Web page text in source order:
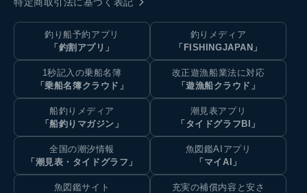
釣り船予約アプリ
「釣割アプリ」
釣りメディア
「FISHINGJAPAN」
1秒記入の乗船名簿
「乗船名簿クラウド」
改正遊漁船業法に対応
「遊漁船クラウド」
船釣りメディア
「船釣りマガジン」
潮見表アプリ
「タイドグラフBI」
全国の潮汐情報
「潮見表・タイドグラフ」
魚図鑑AIアプリ
「マイAI」
魚図鑑サイト
充実の補償内容と安さ